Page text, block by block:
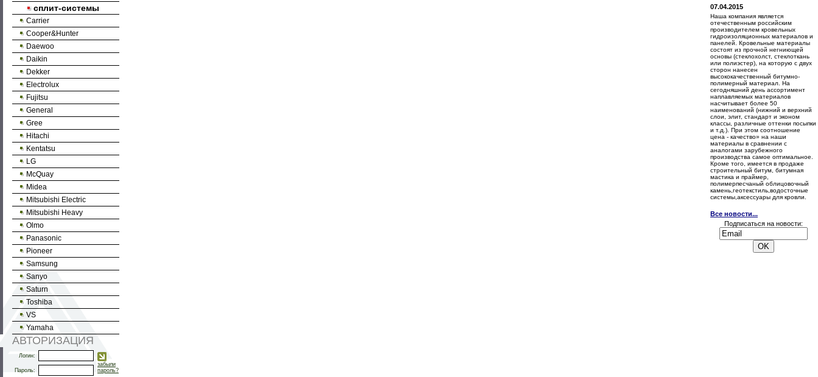
сплит-системы
Carrier
Cooper&Hunter
Daewoo
Daikin
Dekker
Electrolux
Fujitsu
General
Gree
Hitachi
Kentatsu
LG
McQuay
Midea
Mitsubishi Electric
Mitsubishi Heavy
Olmo
Panasonic
Pioneer
Samsung
Sanyo
Saturn
Toshiba
VS
Yamaha
АВТОРИЗАЦИЯ
Логин:
Пароль:
забыли
пароль?
07.04.2015
Наша компания является
отечественным российским
производителем кровельных
гидроизоляционных материалов и
панелей. Кровельные материалы
состоят из прочной негниющей
основы (стеклохолст, стеклоткань
или полиэстер), на которую с двух
сторон нанесен
высококачественный битумно-
полимерный материал. На
сегодняшний день ассортимент
наплавляемых материалов
насчитывает более 50
наименований (нижний и верхний
слои, элит, стандарт и эконом
классы, различные оттенки посыпки
и т.д.). При этом соотношение
цена - качество» на наши
материалы в сравнении с
аналогами зарубежного
производства самое оптимальное.
Кроме того, имеется в продаже
строительный битум, битумная
мастика и праймер,
полимерпесчаный облицовочный
камень,геотекстиль,водосточные
системы,аксессуары для кровли.
Все новости...
Подписаться на новости: